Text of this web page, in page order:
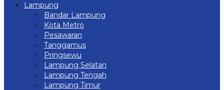
Lampung
Bandar Lampung
Kota Metro
Pesawaran
Tanggamus
Pringsewu
Lampung Selatan
Lampung Tengah
Lampung Timur